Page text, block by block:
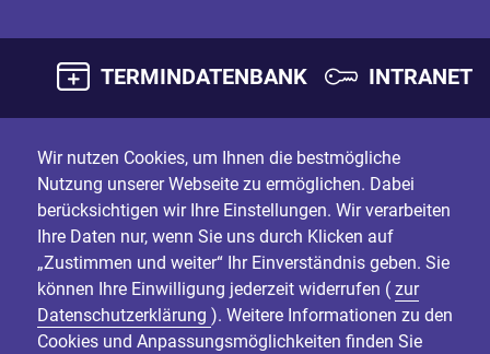
TERMINDATENBANK INTRANET
Wir nutzen Cookies, um Ihnen die bestmögliche
Nutzung unserer Webseite zu ermöglichen. Dabei
berücksichtigen wir Ihre Einstellungen. Wir verarbeiten
Ihre Daten nur, wenn Sie uns durch Klicken auf
„Zustimmen und weiter“ Ihr Einverständnis geben. Sie
können Ihre Einwilligung jederzeit widerrufen ( zur
Datenschutzerklärung ). Weitere Informationen zu den
Cookies und Anpassungsmöglichkeiten finden Sie